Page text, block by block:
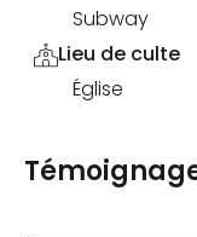
Subway
Lieu de culte
Église